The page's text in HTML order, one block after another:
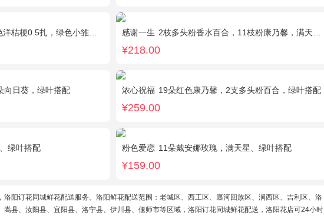
扎，绿色小雏菊2枝，雪柳0.1扎 感谢一生 2枝多头粉香水百合，11枝粉康乃馨，满天星+绿叶适量。
¥218.00
向日葵，绿叶搭配 浓心祝福 19朵红色康乃馨，2支多头粉百合，绿叶搭配
¥259.00
绿叶搭配 粉色爱恋 11朵戴安娜玫瑰，满天星、绿叶搭配
¥159.00
洛阳订花同城鲜花配送服务。洛阳鲜花配送范围：老城区、西工区、廛河回族区、涧西区、吉利区、洛
嵩县、汝阳县、宜阳县、洛宁县、伊川县、偃师市等区域，洛阳订花同城鲜花配送，洛阳花店可24小时